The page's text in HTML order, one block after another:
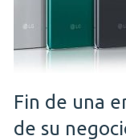
Fin de una
de su